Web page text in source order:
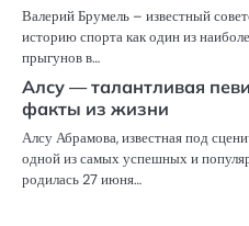
Валерий Брумель – известный
историю спорта как один из
прыгунов в…
Алсу — талантливая
факты из жизни
Алсу Абрамова, известная под
одной из самых успешных и
родилась 27 июня…